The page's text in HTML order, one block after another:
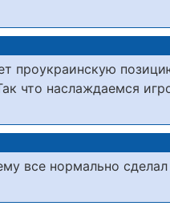
проукраинскую
что наслаждаемся
все нормально